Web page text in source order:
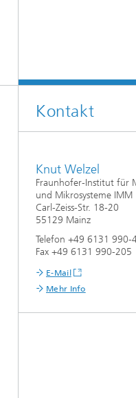
Kontakt
Knut Welzel
Fraunhofer-Institut für
und Mikrosysteme IMM
Carl-Zeiss-Str. 18-20
55129 Mainz
Telefon +49 6131 990-
Fax +49 6131 990-205
E-Mail
Mehr Info